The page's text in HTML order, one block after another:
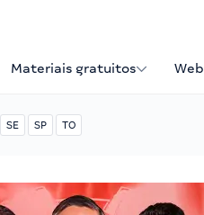
Materiais gratuitos
SE SP TO